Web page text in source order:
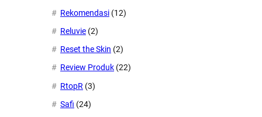
Rekomendasi (12)
Reluvie (2)
Reset the Skin (2)
Review Produk (22)
RtopR (3)
Safi (24)